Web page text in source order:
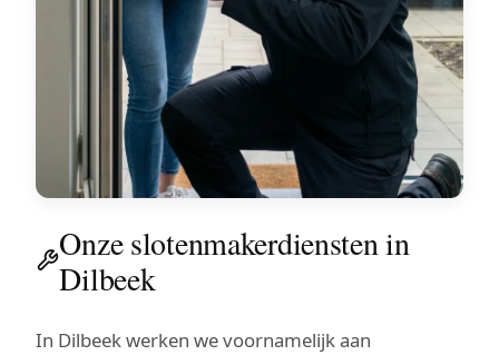
Onze slotenmakerdiensten in
Dilbeek
In Dilbeek werken we voornamelijk aan